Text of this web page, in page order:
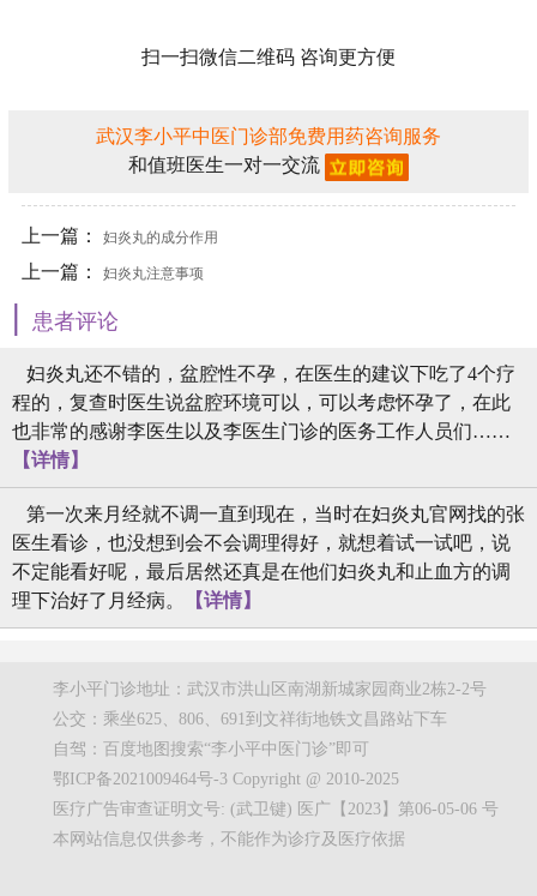
扫一扫微信二维码 咨询更方便
武汉李小平中医门诊部免费用药咨询服务
和值班医生一对一交流
上一篇： 妇炎丸的成分作用
上一篇： 妇炎丸注意事项
| 患者评论
妇炎丸还不错的，盆腔性不孕，在医生的建议下吃了4个疗
程的，复查时医生说盆腔环境可以，可以考虑怀孕了，在此
也非常的感谢李医生以及李医生门诊的医务工作人员们……
【详情】
第一次来月经就不调一直到现在，当时在妇炎丸官网找的张
医生看诊，也没想到会不会调理得好，就想着试一试吧，说
不定能看好呢，最后居然还真是在他们妇炎丸和止血方的调
理下治好了月经病。
【详情】
李小平门诊地址：武汉市洪山区南湖新城家园商业2栋2-2号
公交：乘坐625、806、691到文祥街地铁文昌路站下车
自驾：百度地图搜索“李小平中医门诊”即可
鄂ICP备2021009464号-3 Copyright @ 2010-2025
医疗广告审查证明文号: (武卫键) 医广【2023】第06-05-06 号
本网站信息仅供参考，不能作为诊疗及医疗依据